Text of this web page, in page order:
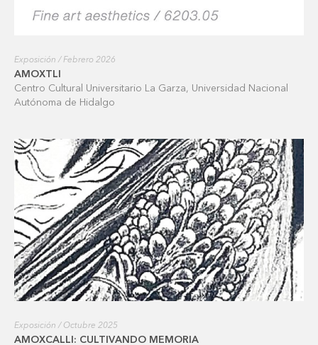
Exposición / Febrero 2026
AMOXTLI
Centro Cultural Universitario La Garza, Universidad Nacional
Autónoma de Hidalgo
Exposición / Octubre 2025
AMOXCALLI: CULTIVANDO MEMORIA